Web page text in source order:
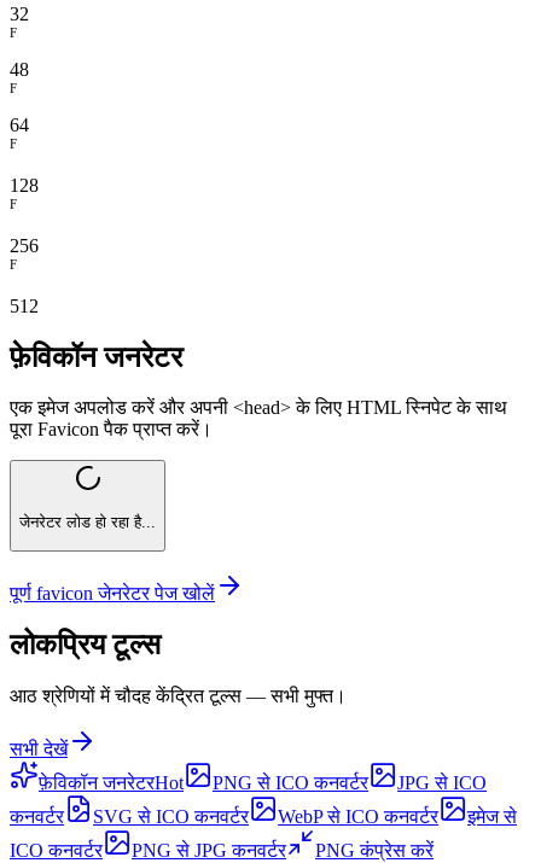
32
F
48
F
64
F
128
F
256
F
512
फ़ेविकॉन जनरेटर
एक इमेज अपलोड करें और अपनी <head> के लिए HTML स्निपेट के साथ
पूरा Favicon पैक प्राप्त करें।
जेनरेटर लोड हो रहा है...
पूर्ण favicon जेनरेटर पेज खोलें
लोकप्रिय टूल्स
आठ श्रेणियों में चौदह केंद्रित टूल्स — सभी मुफ्त।
सभी देखें
फ़ेविकॉन जनरेटरHot PNG से ICO कनवर्टर
JPG से ICO
कनवर्टर
SVG से ICO कनवर्टर WebP से ICO कनवर्टर
इमेज से
ICO कनवर्टर
PNG से JPG कनवर्टर PNG कंप्रेस करें